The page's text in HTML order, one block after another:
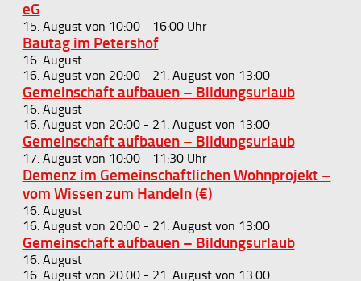
eG
15. August von 10:00- 16:00
Bautag im Petershof
16. August
16. August von 20:00- 21. August von 13:00
Gemeinschaft aufbauen – Bildungsurlaub
16. August
16. August von 20:00- 21. August von 13:00
Gemeinschaft aufbauen – Bildungsurlaub
17. August von 10:00- 11:30
Demenz im Gemeinschaftlichen Wohnprojekt –
vom Wissen zum Handeln (€)
16. August
16. August von 20:00- 21. August von 13:00
Gemeinschaft aufbauen – Bildungsurlaub
16. August
16. August von 20:00- 21. August von 13:00